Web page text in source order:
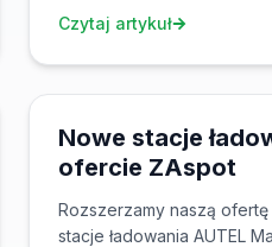
elektrycznej. Dowiedz się,
Czytaj artykuł
Nowe stacje
ofercie ZAspot
Rozszerzamy naszą
stacje ładowania AUTEL